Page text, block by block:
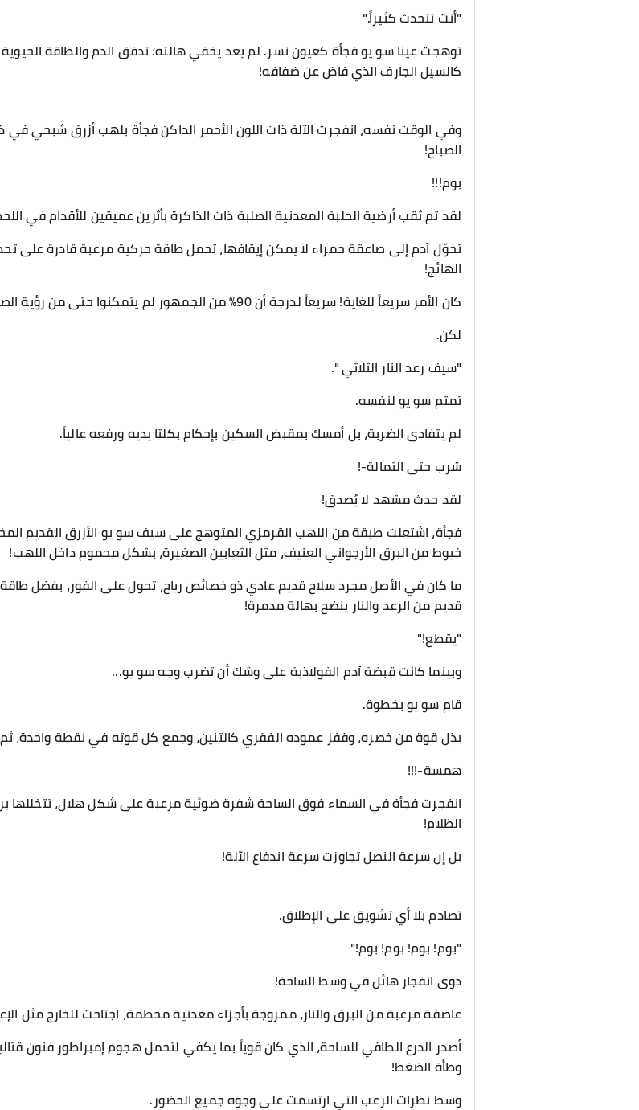
"أنت تتحدث كثيراً."
توهجت عينا سو يو فجأة كعيون نسر. لم يعد يخفي هالته؛ تدفق الدم والطاقة
كالسيل الجارف الذي فاض عن ضفافه!
وفي الوقت نفسه، انفجرت الآلة ذات اللون الأحمر الداكن فجأة بلهب أزرق شبحي في
الصباح!
بوم!!!
لقد تم ثقب أرضية الحلبة المعدنية الصلبة ذات الذاكرة بأثرين عميقين للأقدام في
تحوّل آدم إلى صاعقة حمراء لا يمكن إيقافها، تحمل طاقة حركية مرعبة قادرة على
الهائج!
كان الأمر سريعاً للغاية! سريعاً لدرجة أن 90% من الجمهور لم يتمكنوا حتى من رؤية الصورة اللاحقة!
لكن.
"سيف رعد النار الثلاثي ".
تمتم سو يو لنفسه.
لم يتفادى الضربة، بل أمسك بمقبض السكين بإحكام بكلتا يديه ورفعه عالياً.
شرب حتى الثمالة-!
لقد حدث مشهد لا يُصدق!
فجأة، اشتعلت طبقة من اللهب القرمزي المتوهج على سيف سو يو الأزرق القديم
خيوط من البرق الأرجواني العنيف، مثل الثعابين الصغيرة، بشكل محموم داخل اللهب!
ما كان في الأصل مجرد سلاح قديم عادي ذو خصائص رياح، تحول على الفور، بفضل طاقة
قديم من الرعد والنار ينضح بهالة مدمرة!
"يقطع!"
وبينما كانت قبضة آدم الفولاذية على وشك أن تضرب وجه سو يو...
قام سو يو بخطوة.
بذل قوة من خصره، وقفز عموده الفقري كالتنين، وجمع كل قوته في نقطة واحدة، ثم
همسة-!!!
انفجرت فجأة في السماء فوق الساحة شفرة ضوئية مرعبة على شكل هلال،
الظلام!
بل إن سرعة النصل تجاوزت سرعة اندفاع الآلة!
تصادم بلا أي تشويق على الإطلاق.
"بوم! بوم! بوم! بوم!"
دوى انفجار هائل في وسط الساحة!
عاصفة مرعبة من البرق والنار، ممزوجة بأجزاء معدنية محطمة، اجتاحت للخارج مثل
أصدر الدرع الطاقي للساحة، الذي كان قوياً بما يكفي لتحمل هجوم إمبراطور فنون
وطأة الضغط!
وسط نظرات الرعب التي ارتسمت على وجوه جميع الحضور.